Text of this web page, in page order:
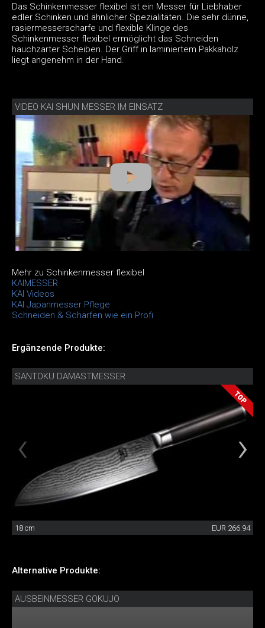
Das Schinkenmesser flexibel ist ein Messer für Liebhaber
edler Schinken und ähnlicher Spezialitäten. Die sehr dünne,
rasiermesserscharfe und flexible Klinge des
Schinkenmesser flexibel ermöglicht das Schneiden
hauchzarter Scheiben. Der Griff in laminiertem Pakkaholz
liegt angenehm in der Hand.
VIDEO KAI SHUN MESSER IM EINSATZ
Mehr zu Schinkenmesser flexibel
KAIMESSER
KAI Videos
KAI Japanmesser Pflege
Schneiden & Schärfen wie ein Profi
Ergänzende Produkte:
SANTOKU DAMASTMESSER
18 cm EUR 266.94
Alternative Produkte:
AUSBEINMESSER GOKUJO